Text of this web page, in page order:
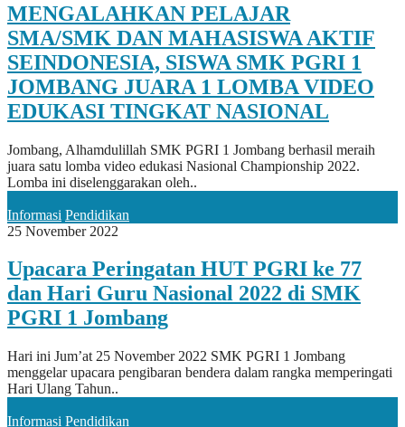
MENGALAHKAN PELAJAR
SMA/SMK DAN MAHASISWA AKTIF
SEINDONESIA, SISWA SMK PGRI 1
JOMBANG JUARA 1 LOMBA VIDEO
EDUKASI TINGKAT NASIONAL
Jombang, Alhamdulillah SMK PGRI 1 Jombang berhasil meraih
juara satu lomba video edukasi Nasional Championship 2022.
Lomba ini diselenggarakan oleh..
Informasi Pendidikan
25 November 2022
Upacara Peringatan HUT PGRI ke 77
dan Hari Guru Nasional 2022 di SMK
PGRI 1 Jombang
Hari ini Jum’at 25 November 2022 SMK PGRI 1 Jombang
menggelar upacara pengibaran bendera dalam rangka memperingati
Hari Ulang Tahun..
Informasi Pendidikan